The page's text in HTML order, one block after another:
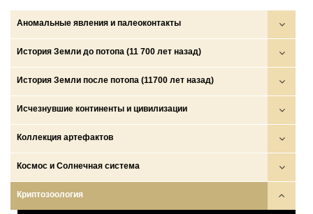
Аномальные явления и палеоконтакты
Круги на полях
НЛО
НПО и НСО
Палеоконтакты
Телекинез, телепортация, левитация…
История Земли до потопа (11 700 лет назад)
Войны богов, демонов и людей
Глобальные катастрофы
Золотой век
Катастрофа на рубеже плейстоцена и голоцена и исход
История Земли после потопа (11700 лет назад)
Аратта
Древние государства (ариев, скифов, сарматов и др.)
Империи амазонок
Исход протоиндоевропейцев
Исчезнувшие континенты и цивилизации
Боги, демоны, люди
Волшебные народы
Исчезнувшие животные
Коллекция артефактов
Древние знания и тексты
Древние карты
Космос и Солнечная система
Космос
Криптозоология